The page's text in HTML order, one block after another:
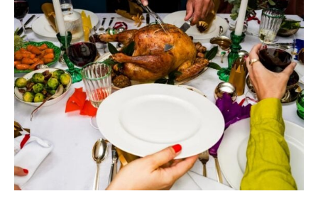
inovace
pro
budoucnost